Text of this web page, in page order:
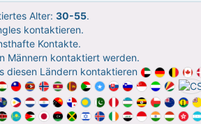
Alter: 30-55.
kontaktieren.
Kontakte.
Männern kontaktiert werden.
diesen Ländern kontaktieren